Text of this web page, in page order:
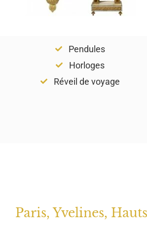
Pendules
Horloges
Réveil de voyage
Paris, Yvelines,